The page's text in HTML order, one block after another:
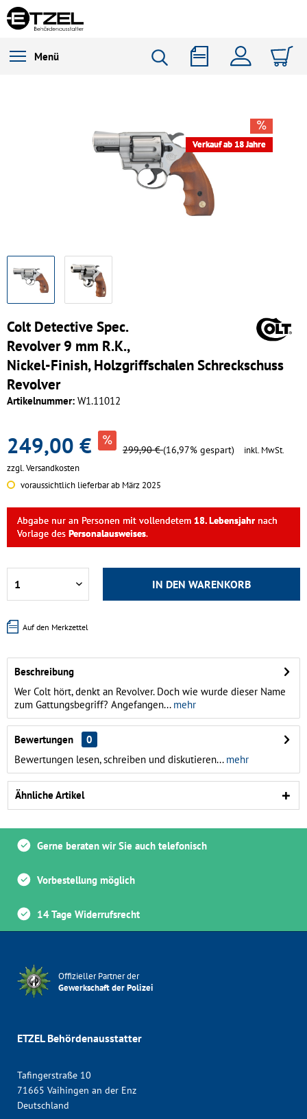
Menü
Verkauf ab 18 Jahre
Colt Detective Spec.
Revolver 9 mm R.K.,
Nickel-Finish, Holzgriffschalen Schreckschuss
Revolver
Artikelnummer: W1.11012
249,00 € 299,90 €(16,97% gespart)
inkl. MwSt.
zzgl. Versandkosten
voraussichtlich lieferbar ab März 2025
Abgabe nur an Personen mit vollendetem 18. Lebensjahr nach
Vorlage des Personalausweises.
IN DEN WARENKORB
Auf den Merkzettel
Beschreibung
Wer Colt hört, denkt an Revolver. Doch wie wurde dieser Name
zum Gattungsbegriff? Angefangen...mehr
Bewertungen
0
Bewertungen lesen, schreiben und diskutieren...mehr
Ähnliche Artikel
Gerne beraten wir Sie auch telefonisch
Vorbestellung möglich
14 Tage Widerrufsrecht
Offizieller Partner der
Gewerkschaft der Polizei
ETZEL Behördenausstatter
Tafingerstraße 10
71665 Vaihingen an der Enz
Deutschland